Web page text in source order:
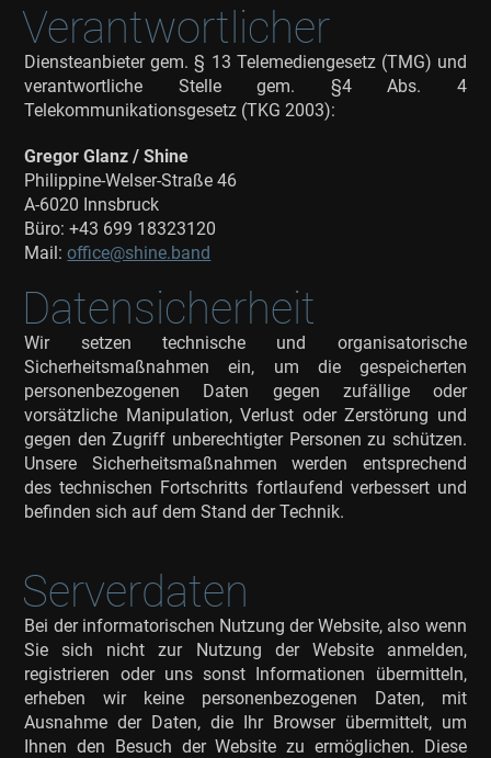
Verantwortlicher
Diensteanbieter gem. § 13 Telemediengesetz (TMG) und
verantwortliche Stelle gem. §4 Abs. 4
Telekommunikationsgesetz (TKG 2003):
Gregor Glanz / Shine
Philippine-Welser-Straße 46
A-6020 Innsbruck
Büro: +43 699 18323120
Mail:office@shine.band
Datensicherheit
Wir setzen technische und organisatorische
Sicherheitsmaßnahmen ein, um die gespeicherten
personenbezogenen Daten gegen zufällige oder
vorsätzliche Manipulation, Verlust oder Zerstörung und
gegen den Zugriff unberechtigter Personen zu schützen.
Unsere Sicherheitsmaßnahmen werden entsprechend
des technischen Fortschritts fortlaufend verbessert und
befinden sich auf dem Stand der Technik.
Serverdaten
Bei der informatorischen Nutzung der Website, also wenn
Sie sich nicht zur Nutzung der Website anmelden,
registrieren oder uns sonst Informationen übermitteln,
erheben wir keine personenbezogenen Daten, mit
Ausnahme der Daten, die Ihr Browser übermittelt, um
Ihnen den Besuch der Website zu ermöglichen. Diese